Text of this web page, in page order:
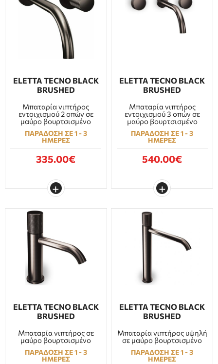
ELETTA TECNO BLACK
BRUSHED
Μπαταρία νιπτήρος
εντοιχισμού 2 οπών σε
μαύρο βουρτσισμένο
ΠΑΡΑΔΟΣΗ ΣΕ 1 - 3
ΗΜΕΡΕΣ
335.00€
ELETTA TECNO BLACK
BRUSHED
Μπαταρία νιπτήρος
εντοιχισμού 3 οπών σε
μαύρο βουρτσισμένο
ΠΑΡΑΔΟΣΗ ΣΕ 1 - 3
ΗΜΕΡΕΣ
540.00€
ELETTA TECNO BLACK
BRUSHED
Μπαταρία νιπτήρος σε
μαύρο βουρτσισμένο
ΠΑΡΑΔΟΣΗ ΣΕ 1 - 3
ΗΜΕΡΕΣ
ELETTA TECNO BLACK
BRUSHED
Μπαταρία νιπτήρος υψηλή
σε μαύρο βουρτσισμένο
ΠΑΡΑΔΟΣΗ ΣΕ 1 - 3
ΗΜΕΡΕΣ